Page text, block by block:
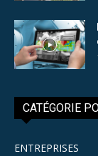
CATÉGORIE
ENTREPRISES